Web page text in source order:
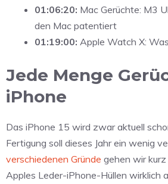
01:06:20: Mac Gerüchte: M3
den Mac patentiert
01:19:00: Apple Watch X:
Jede Menge
iPhone
Das iPhone 15 wird zwar aktuell
Fertigung soll dieses Jahr ein wenig
verschiedenen Gründe gehen wir kurz
Apples Leder-iPhone-Hüllen wirklich